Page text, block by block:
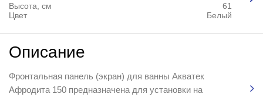
Высота, см
61
Цвет
Белый
Описание
Фронтальная панель (экран) для ванны Акватек
Афродита 150 предназначена для установки на